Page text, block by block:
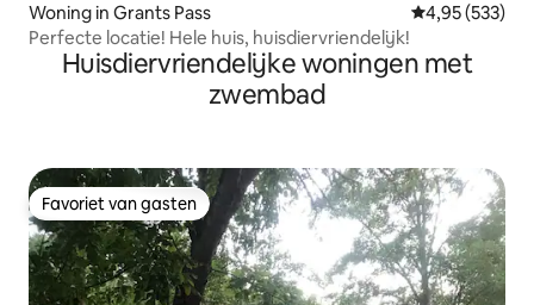
Woning in Grants Pass Gemiddelde
4,95 (533)
Perfecte locatie! Hele huis, huisdiervriendelijk!
Huisdiervriendelijke woningen met
zwembad
Favoriet van gasten
Favoriet van gasten